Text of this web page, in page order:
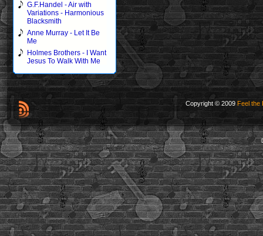
G.F.Handel - Air with
Variations - Harmonious
Blacksmith
Anne Murray - Let It Be
Me
Holmes Brothers - I Want
Jesus To Walk With Me
Copyright © 2009 Feel the